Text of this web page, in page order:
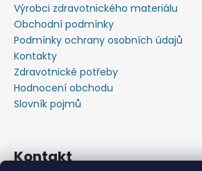
Výrobci zdravotnického materiálu
Obchodní podmínky
Podmínky ochrany osobních údajů
Kontakty
Zdravotnické potřeby
Hodnocení obchodu
Slovník pojmů
Kontakt